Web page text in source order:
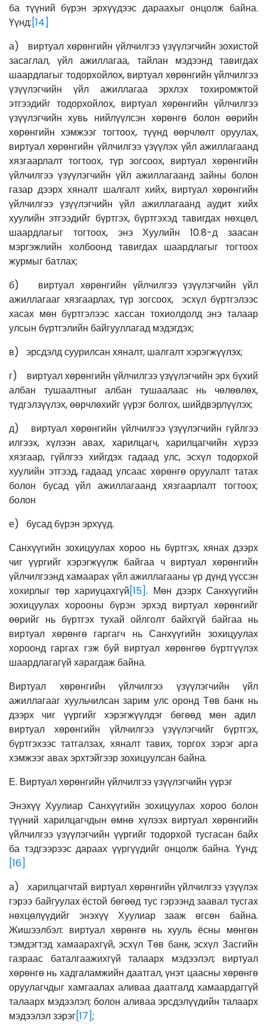
ба түүний бүрэн эрхүүдээс дараахыг онцолж байна.
Үүнд:[14]
а) виртуал хөрөнгийн үйлчилгээ үзүүлэгчийн зохистой
засаглал, үйл ажиллагаа, тайлан мэдээнд тавигдах
шаардлагыг тодорхойлох, виртуал хөрөнгийн үйлчилгээ
үзүүлэгчийн үйл ажиллагаа эрхлэх тохиромжтой
этгээдийг тодорхойлох, виртуал хөрөнгийн үйлчилгээ
үзүүлэгчийн хувь нийлүүлсэн хөрөнгө болон өөрийн
хөрөнгийн хэмжээг тогтоох, түүнд өөрчлөлт оруулах,
виртуал хөрөнгийн үйлчилгээ үзүүлэх үйл ажиллагаанд
хязгаарлалт тогтоох, түр зогсоох, виртуал хөрөнгийн
үйлчилгээ үзүүлэгчийн үйл ажиллагаанд зайны болон
газар дээрх хяналт шалгалт хийх, виртуал хөрөнгийн
үйлчилгээ үзүүлэгчийн үйл ажиллагаанд аудит хийх
хуулийн этгээдийг бүртгэх, бүртгэхэд тавигдах нөхцөл,
шаардлагыг тогтоох, энэ Хуулийн 10.8-д заасан
мэргэжлийн холбоонд тавигдах шаардлагыг тогтоох
журмыг батлах;
б) виртуал хөрөнгийн үйлчилгээ үзүүлэгчийн үйл
ажиллагааг хязгаарлах, түр зогсоох, эсхүл бүртгэлээс
хасах мөн бүртгэлээс хассан тохиолдолд энэ талаар
улсын бүртгэлийн байгууллагад мэдэгдэх;
в) эрсдэлд суурилсан хяналт, шалгалт хэрэгжүүлэх;
г) виртуал хөрөнгийн үйлчилгээ үзүүлэгчийн эрх бүхий
албан тушаалтныг албан тушаалаас нь чөлөөлөх,
түдгэлзүүлэх, өөрчлөхийг үүрэг болгох, шийдвэрлүүлэх;
д) виртуал хөрөнгийн үйлчилгээ үзүүлэгчийн гүйлгээ
илгээх, хүлээн авах, харилцагч, харилцагчийн хүрээ
хязгаар, гүйлгээ хийгдэх гадаад улс, эсхүл тодорхой
хуулийн этгээд, гадаад улсаас хөрөнгө оруулалт татах
болон бусад үйл ажиллагаанд хязгаарлалт тогтоох;
болон
е) бусад бүрэн эрхүүд.
Санхүүгийн зохицуулах хороо нь бүртгэх, хянах дээрх
чиг үүргийг хэрэгжүүлж байгаа ч виртуал хөрөнгийн
үйлчилгээнд хамаарах үйл ажиллагааны үр дүнд үүссэн
хохирлыг төр хариуцахгүй[15]. Мөн дээрх Санхүүгийн
зохицуулах хорооны бүрэн эрхэд виртуал хөрөнгийг
өөрийг нь бүртгэх тухай ойлголт байхгүй байгаа нь
виртуал хөрөнгө гаргагч нь Санхүүгийн зохицуулах
хороонд гаргах гэж буй виртуал хөрөнгөө бүртгүүлэх
шаардлагагүй харагдаж байна.
Виртуал хөрөнгийн үйлчилгээ үзүүлэгчийн үйл
ажиллагааг хуульчилсан зарим улс оронд Төв банк нь
дээрх чиг үүргийг хэрэгжүүлдэг бөгөөд мөн адил
виртуал хөрөнгийн үйлчилгээ үзүүлэгчийг бүртгэх,
бүртгэхээс татгалзах, хяналт тавих, торгох зэрэг арга
хэмжээг авах эрхтэйгээр зохицуулсан байна.
Е. Виртуал хөрөнгийн үйлчилгээ үзүүлэгчийн үүрэг
Энэхүү Хуулиар Санхүүгийн зохицуулах хороо болон
түүний харилцагчдын өмнө хүлээх виртуал хөрөнгийн
үйлчилгээ үзүүлэгчийн үүргийг тодорхой тусгасан байх
ба тэдгээрээс дараах үүргүүдийг онцолж байна. Үүнд:
[16]
а) харилцагчтай виртуал хөрөнгийн үйлчилгээ үзүүлэх
гэрээ байгуулах ёстой бөгөөд тус гэрээнд заавал тусгах
нөхцөлүүдийг энэхүү Хуулиар зааж өгсөн байна.
Жишээлбэл: виртуал хөрөнгө нь хууль ёсны мөнгөн
тэмдэгтэд хамаарахгүй, эсхүл Төв банк, эсхүл Засгийн
газраас баталгаажихгүй талаарх мэдээлэл; виртуал
хөрөнгө нь хадгаламжийн даатгал, үнэт цаасны хөрөнгө
оруулагчдыг хамгаалах аливаа даатгалд хамаардаггүй
талаарх мэдээлэл; болон аливаа эрсдэлүүдийн талаарх
мэдээлэл зэрэг[17];